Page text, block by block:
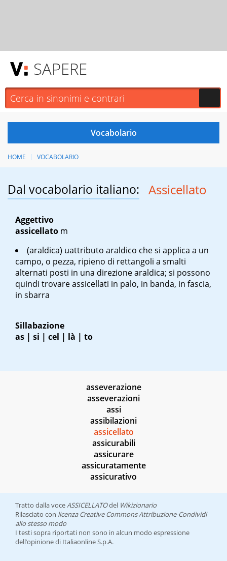
SAPERE
HOME VOCABOLARIO
Dal vocabolario italiano: Assicellato
Aggettivo
assicellato m
(araldica) uattributo araldico che si applica a un
campo, o pezza, ripieno di rettangoli a smalti
alternati posti in una direzione araldica; si possono
quindi trovare assicellati in palo, in banda, in fascia,
in sbarra
Sillabazione
as | si | cel | là | to
asseverazione
asseverazioni
assi
assibilazioni
assicellato
assicurabili
assicurare
assicuratamente
assicurativo
Tratto dalla voceASSICELLATOdel Wikizionario
Rilasciato con licenza Creative Commons Attribuzione-Condividi
allo stesso modo
I testi sopra riportati non sono in alcun modo espressione
dell’opinione di Italiaonline S.p.A.